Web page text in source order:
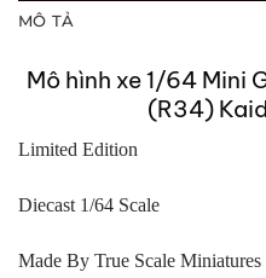
MÔ TẢ
Mô hình xe 1/64 Mini
(R34)
Limited Edition
Diecast 1/64 Scale
Made By True Scale Miniatures